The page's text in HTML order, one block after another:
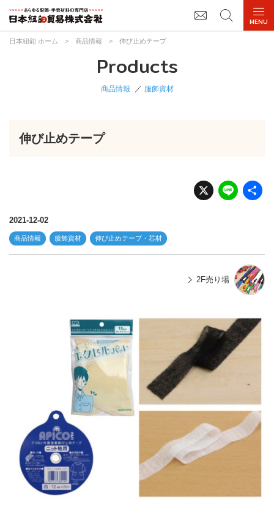
日本紐釦 ホーム > 商品情報 > 伸び止めテープ
Products
商品情報 服飾資材
伸び止めテープ
X Li
n
2021-12-02
商品情報 服飾資材 伸び止めテープ・芯材
2F売り場